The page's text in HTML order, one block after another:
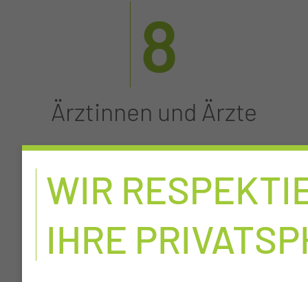
8
Ärztinnen und Ärzte
40
WIR
IHRE